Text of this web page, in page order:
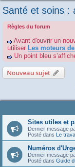
Santé et soins :
Règles du forum
Avant d'ouvrir un
utiliser Les moteurs
Un point bleu
Nouveau sujet
Sites utiles et
Dernier message
Posté dans Le
Numéros
Dernier message
Posté dans Guide